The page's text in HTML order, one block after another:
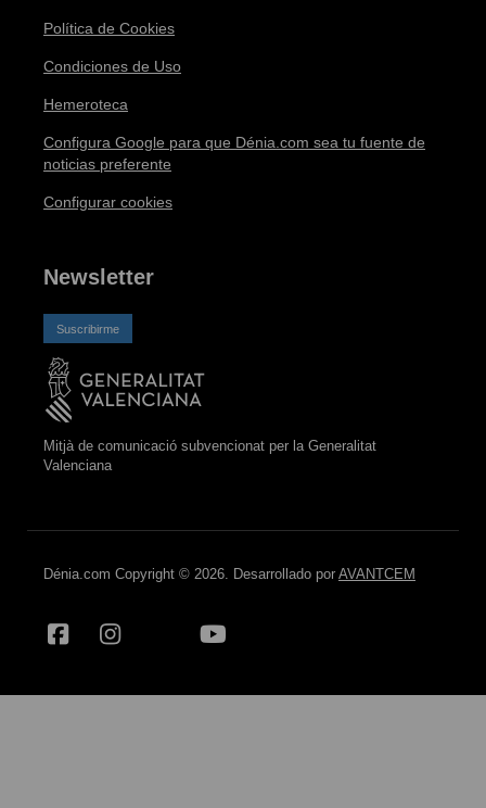
Política de Cookies
Condiciones de Uso
Hemeroteca
Configura Google para que Dénia.com sea tu fuente de
noticias preferente
Configurar cookies
Newsletter
Suscribirme
Mitjà de comunicació subvencionat per la Generalitat
Valenciana
Dénia.com Copyright © 2026. Desarrollado por AVANTCEM